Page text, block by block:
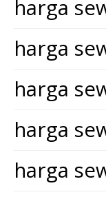
harga
harga
harga
harga
harga